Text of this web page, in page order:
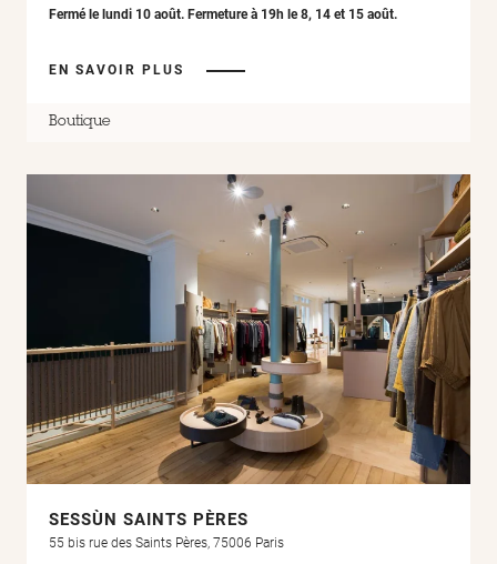
Fermé le lundi 10 août. Fermeture à 19h le 8, 14 et 15 août.
EN SAVOIR PLUS
Boutique
SESSÙN SAINTS PÈRES
55 bis rue des Saints Pères, 75006 Paris